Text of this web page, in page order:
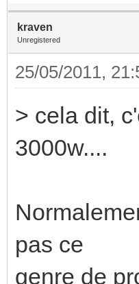
kraven
Unregistered
25/05/2011,
> cela dit,
3000w....
pas ce
genre de